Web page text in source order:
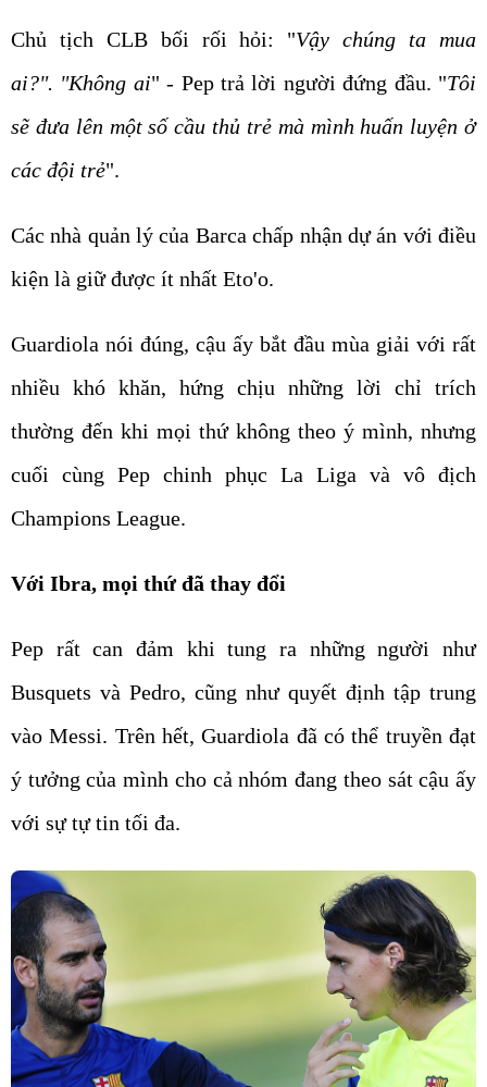
Chủ tịch CLB bối rối hỏi: "Vậy chúng ta mua
ai?". "Không ai" - Pep trả lời người đứng đầu. "Tôi
sẽ đưa lên một số cầu thủ trẻ mà mình huấn luyện ở
các đội trẻ".
Các nhà quản lý của Barca chấp nhận dự án với điều
kiện là giữ được ít nhất Eto'o.
Guardiola nói đúng, cậu ấy bắt đầu mùa giải với rất
nhiều khó khăn, hứng chịu những lời chỉ trích
thường đến khi mọi thứ không theo ý mình, nhưng
cuối cùng Pep chinh phục La Liga và vô địch
Champions League.
Với Ibra, mọi thứ đã thay đổi
Pep rất can đảm khi tung ra những người như
Busquets và Pedro, cũng như quyết định tập trung
vào Messi. Trên hết, Guardiola đã có thể truyền đạt
ý tưởng của mình cho cả nhóm đang theo sát cậu ấy
với sự tự tin tối đa.